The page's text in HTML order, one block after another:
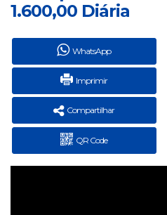
1.600,00 Diária
WhatsApp
Imprimir
Compartilhar
QR Code